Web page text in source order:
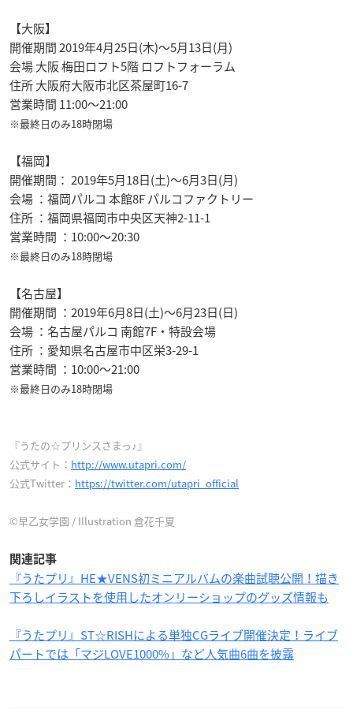
【大阪】
開催期間 2019年4月25日(木)～5月13日(月)
会場 大阪 梅田ロフト5階 ロフトフォーラム
住所 大阪府大阪市北区茶屋町16-7
営業時間 11:00～21:00
※最終日のみ18時閉場
【福岡】
開催期間： 2019年5月18日(土)～6月3日(月)
会場 ：福岡パルコ 本館8F パルコファクトリー
住所 ：福岡県福岡市中央区天神2-11-1
営業時間 ：10:00～20:30
※最終日のみ18時閉場
【名古屋】
開催期間 ：2019年6月8日(土)～6月23日(日)
会場 ：名古屋パルコ 南館7F・特設会場
住所 ：愛知県名古屋市中区栄3-29-1
営業時間 ：10:00～21:00
※最終日のみ18時閉場
『うたの☆プリンスさまっ♪』
公式サイト： http://www.utapri.com/
公式Twitter： https://twitter.com/utapri_official
©早乙女学園 / Illustration 倉花千夏
関連記事
『うたプリ』HE★VENS初ミニアルバムの楽曲試聴公開！描き
下ろしイラストを使用したオンリーショップのグッズ情報も
『うたプリ』ST☆RISHによる単独CGライブ開催決定！ライブ
パートでは「マジLOVE1000%」など人気曲6曲を披露